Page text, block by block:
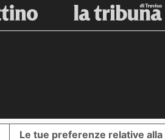
Le tue preferenze relative